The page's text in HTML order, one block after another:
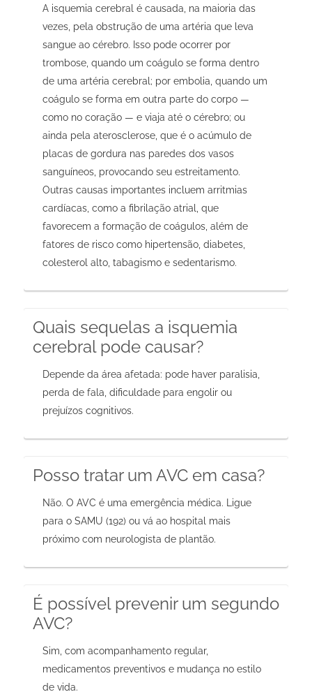
A isquemia cerebral é causada, na maioria das
vezes, pela obstrução de uma artéria que leva
sangue ao cérebro. Isso pode ocorrer por
trombose, quando um coágulo se forma dentro
de uma artéria cerebral; por embolia, quando um
coágulo se forma em outra parte do corpo —
como no coração — e viaja até o cérebro; ou
ainda pela aterosclerose, que é o acúmulo de
placas de gordura nas paredes dos vasos
sanguíneos, provocando seu estreitamento.
Outras causas importantes incluem arritmias
cardíacas, como a fibrilação atrial, que
favorecem a formação de coágulos, além de
fatores de risco como hipertensão, diabetes,
colesterol alto, tabagismo e sedentarismo.
Quais sequelas a isquemia
cerebral pode causar?
Depende da área afetada: pode haver paralisia,
perda de fala, dificuldade para engolir ou
prejuízos cognitivos.
Posso tratar um AVC em casa?
Não. O AVC é uma emergência médica. Ligue
para o SAMU (192) ou vá ao hospital mais
próximo com neurologista de plantão.
É possível prevenir um segundo
AVC?
Sim, com acompanhamento regular,
medicamentos preventivos e mudança no estilo
de vida.